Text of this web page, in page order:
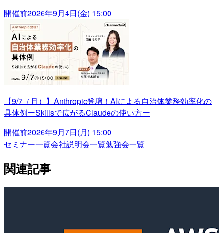
開催前2026年9月4日(金) 15:00
【9/7（月）】Anthropic登壇！AIによる自治体業務効率化の
具体例ーSkillsで広がるClaudeの使い方ー
開催前2026年9月7日(月) 15:00
セミナー一覧会社説明会一覧勉強会一覧
関連記事